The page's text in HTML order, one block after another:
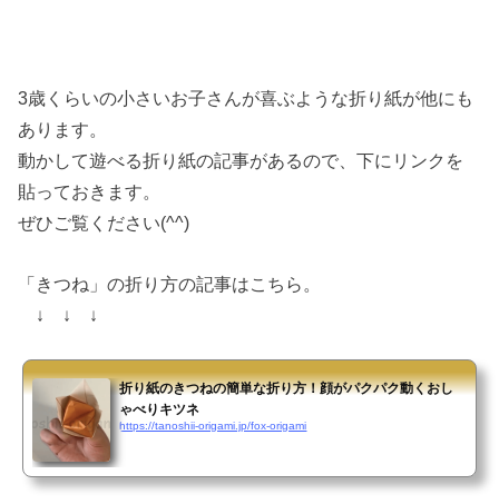
3歳くらいの小さいお子さんが喜ぶような折り紙が他にも
あります。
動かして遊べる折り紙の記事があるので、下にリンクを
貼っておきます。
ぜひご覧ください(^^)
「きつね」の折り方の記事はこちら。
↓ ↓ ↓
折り紙のきつねの簡単な折り方！顔がパクパク動くおし
ゃべりキツネ
https://tanoshii-origami.jp/fox-origami